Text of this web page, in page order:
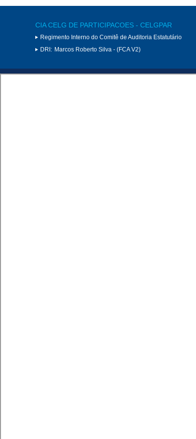
CIA CELG DE PARTICIPACOES - CELGPAR
Regimento Interno do Comitê de Auditoria Estatutário
DRI: Marcos Roberto Silva - (FCA V2)